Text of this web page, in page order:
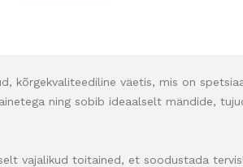
kõrgekvaliteediline väetis, mis on
ning sobib ideaalselt mändide,
vajalikud toitained, et soodustada